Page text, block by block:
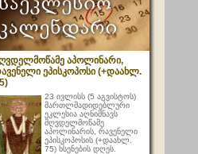
აპოლინარი,
ეპისკოპოსი (+დაახლ.
23 ივლისს (5 აგვისტოს)
მართლმადიდებლური
ეკლესია აღნიშნავს
მღვდელმოწამე
აპოლინარის, რავენელი
ეპისკოპოსის (+დაახლ.
75) ხსენების დღეს.